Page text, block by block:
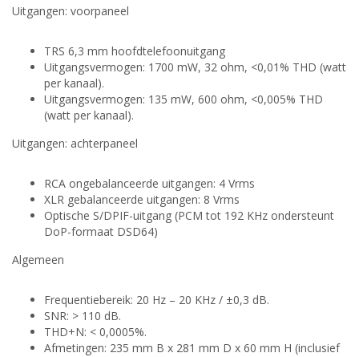
Uitgangen: voorpaneel
TRS 6,3 mm hoofdtelefoonuitgang
Uitgangsvermogen: 1700 mW, 32 ohm, <0,01% THD (watt
per kanaal).
Uitgangsvermogen: 135 mW, 600 ohm, <0,005% THD
(watt per kanaal).
Uitgangen: achterpaneel
RCA ongebalanceerde uitgangen: 4 Vrms
XLR gebalanceerde uitgangen: 8 Vrms
Optische S/DPIF-uitgang (PCM tot 192 KHz ondersteunt
DoP-formaat DSD64)
Algemeen
Frequentiebereik: 20 Hz – 20 KHz / ±0,3 dB.
SNR: > 110 dB.
THD+N: < 0,0005%.
Afmetingen: 235 mm B x 281 mm D x 60 mm H (inclusief